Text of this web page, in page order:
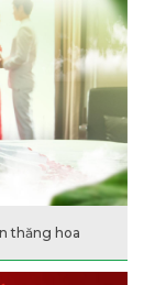
thăng hoa